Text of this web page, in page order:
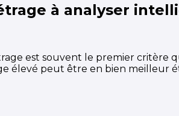
à analyser
est souvent le premier critère
élevé peut être en bien meilleur